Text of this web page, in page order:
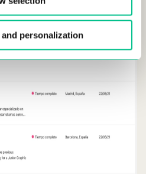
personalization